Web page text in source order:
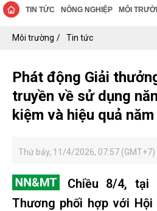
TIN TỨC NÔNG NGHIỆP MÔI
Môi trường Tin tức
Phát động Giải
truyền về sử dụng
kiệm và hiệu quả
Thứ bảy, 11/4/2026, 07:57 (GMT+7)
Chiều 8/4, tại
Thương phối hợp với Hội